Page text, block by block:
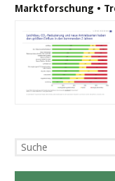
Marktforschung •